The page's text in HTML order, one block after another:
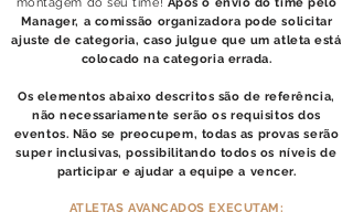
Manager, a comissão organizadora pode solicitar
ajuste de categoria, caso julgue que um atleta está
colocado na categoria errada.
Os elementos abaixo descritos são de referência,
não necessariamente serão os requisitos dos
eventos. Não se preocupem, todas as provas serão
super inclusivas, possibilitando todos os níveis de
participar e ajudar a equipe a vencer.
ATLETAS AVANÇADOS EXECUTAM: